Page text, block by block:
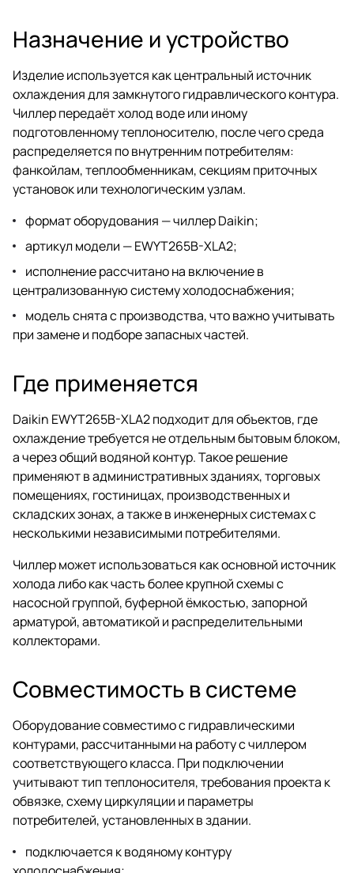
Назначение и устройство
Изделие используется как центральный источник
охлаждения для замкнутого гидравлического контура.
Чиллер передаёт холод воде или иному
подготовленному теплоносителю, после чего среда
распределяется по внутренним потребителям:
фанкойлам, теплообменникам, секциям приточных
установок или технологическим узлам.
формат оборудования — чиллер Daikin;
артикул модели — EWYT265B-XLA2;
исполнение рассчитано на включение в
централизованную систему холодоснабжения;
модель снята с производства, что важно учитывать
при замене и подборе запасных частей.
Где применяется
Daikin EWYT265B-XLA2 подходит для объектов, где
охлаждение требуется не отдельным бытовым блоком,
а через общий водяной контур. Такое решение
применяют в административных зданиях, торговых
помещениях, гостиницах, производственных и
складских зонах, а также в инженерных системах с
несколькими независимыми потребителями.
Чиллер может использоваться как основной источник
холода либо как часть более крупной схемы с
насосной группой, буферной ёмкостью, запорной
арматурой, автоматикой и распределительными
коллекторами.
Совместимость в системе
Оборудование совместимо с гидравлическими
контурами, рассчитанными на работу с чиллером
соответствующего класса. При подключении
учитывают тип теплоносителя, требования проекта к
обвязке, схему циркуляции и параметры
потребителей, установленных в здании.
подключается к водяному контуру